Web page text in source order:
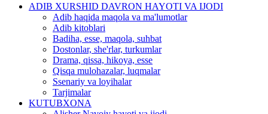
ADIB XURSHID DAVRON HAYOTI VA IJODI
Adib haqida maqola va ma'lumotlar
Adib kitoblari
Badiha, esse, maqola, suhbat
Dostonlar, she'rlar, turkumlar
Drama, qissa, hikoya, esse
Qisqa mulohazalar, luqmalar
Ssenariy va loyihalar
Tarjimalar
KUTUBXONA